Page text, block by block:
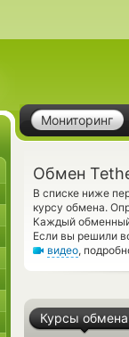
Мониторинг
Обмен
В списке ниже
курсу обмена.
Каждый
Если вы решили
видео,
Курсы обмена